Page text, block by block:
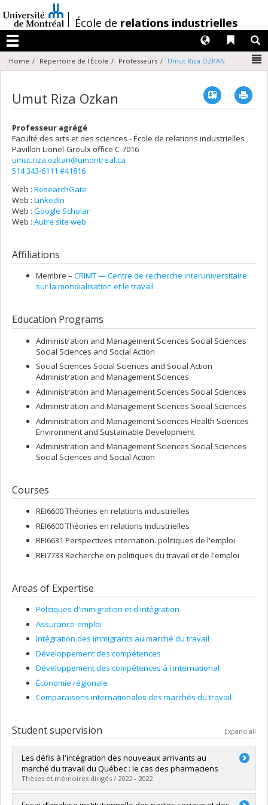
au
contenu
/École de relations industrielles
Menu
Liens
Langues
Home Répertoire de l'École Professeurs Umut Riza OZKAN
Umut Riza Ozkan Vcard
Professeur agrégé
Faculté des arts et des sciences - École de relations industrielles
Pavillon Lionel-Groulx office C-7016
umut.riza.ozkan@umontreal.ca
514 343-6111 #41816
Web : ResearchGate
Web : LinkedIn
Web : Google Scholar
Web : Autre site web
Affiliations
Membre – CRIMT — Centre de recherche interuniversitaire
sur la mondialisation et le travail
Education Programs
Administration and Management Sciences Social Sciences
Social Sciences and Social Action
Social Sciences Social Sciences and Social Action
Administration and Management Sciences
Administration and Management Sciences Social Sciences
Administration and Management Sciences Social Sciences
Administration and Management Sciences Health Sciences
Environment and Sustainable Development
Administration and Management Sciences Social Sciences
Social Sciences and Social Action
Courses
REI6600 Théories en relations industrielles
REI6600 Théories en relations industrielles
REI6631 Perspectives internation. politiques de l'emploi
REI7733 Recherche en politiques du travail et de l'emploi
Areas of Expertise
Politiques d'immigration et d'intégration
Assurance-emploi
Intégration des immigrants au marché du travail
Développement des compétences
Développement des compétences à l'international
Économie régionale
Comparaisons internationales des marchés du travail
Student supervision Expand all
Les défis à l'intégration des nouveaux arrivants au
marché du travail du Québec : le cas des pharmaciens
Thèses et mémoires dirigés / 2022 - 2022